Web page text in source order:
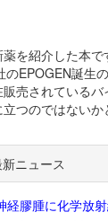
を紹介した本
EPOGEN誕生
売されているバ
つのではないか
ニュース
膠腫に化学放